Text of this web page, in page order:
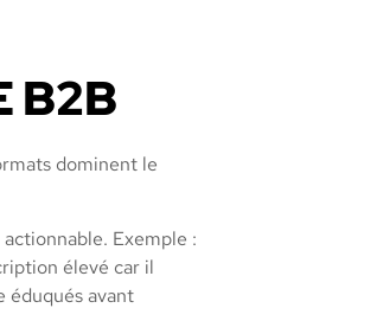
B2B
dominent le
Exemple :
élevé car il
éduqués avant